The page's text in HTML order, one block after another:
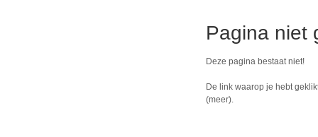
Pagina niet
Deze pagina bestaat niet!
De link waarop je hebt
(meer).